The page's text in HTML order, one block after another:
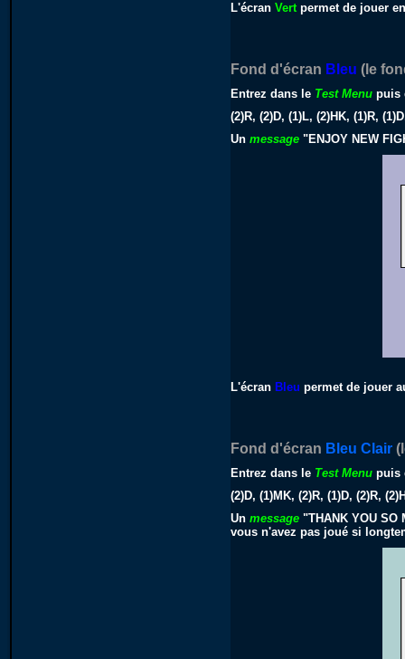
L'écranVertpermet de jouer
Fond d'écran Bleu (le
Entrez dans le Test Menu puis
(2)R, (2)D, (1)L, (2)HK, (1)R,
Unmessage "ENJOY NEW
L'écran Bleu permet de jouer
Fond d'écran Bleu Clair
Entrez dans le Test Menu puis
(2)D, (1)MK, (2)R, (1)D, (2)R,
Unmessage "THANK YOU SO
vous n'avez pas joué si